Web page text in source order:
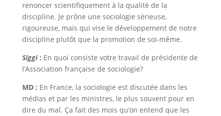
renoncer scientifiquement à la qualité de la
discipline. Je prône une sociologie sérieuse,
rigoureuse, mais qui vise le développement de notre
discipline plutôt que la promotion de soi-même.
Siggi: En quoi consiste votre travail de présidente de
l’Association française de sociologie?
MD : En France, la sociologie est discutée dans les
médias et par les ministres, le plus souvent pour en
dire du mal. Ça fait des mois qu’on entend que les